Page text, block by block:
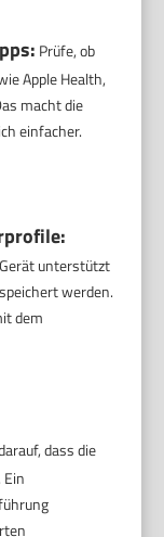
Prüfe, ob
Apple Health,
macht die
einfacher.
unterstützt
werden.
dem
dass die